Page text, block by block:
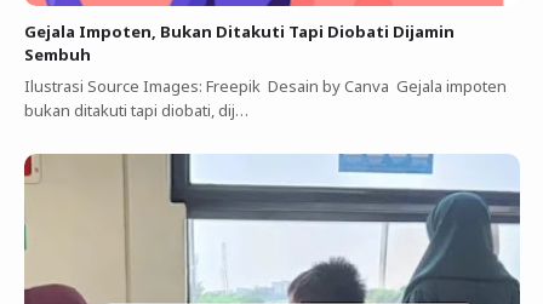
Gejala Impoten, Bukan Ditakuti Tapi Diobati Dijamin
Sembuh
Ilustrasi Source Images: Freepik Desain by Canva Gejala impoten
bukan ditakuti tapi diobati, dij…